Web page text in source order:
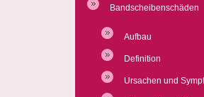
Bandscheibenschäden
Aufbau
Definition
Ursachen und